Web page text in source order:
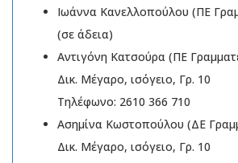
Ιωάννα Κανελλοπούλου (ΠΕ
(σε άδεια)
Αντιγόνη Κατσούρα (ΠΕ
Δικ. Μέγαρο, ισόγειο, Γρ. 10
Τηλέφωνο: 2610 366 710
Ασημίνα Κωστοπούλου (ΔΕ
Δικ. Μέγαρο, ισόγειο, Γρ. 10